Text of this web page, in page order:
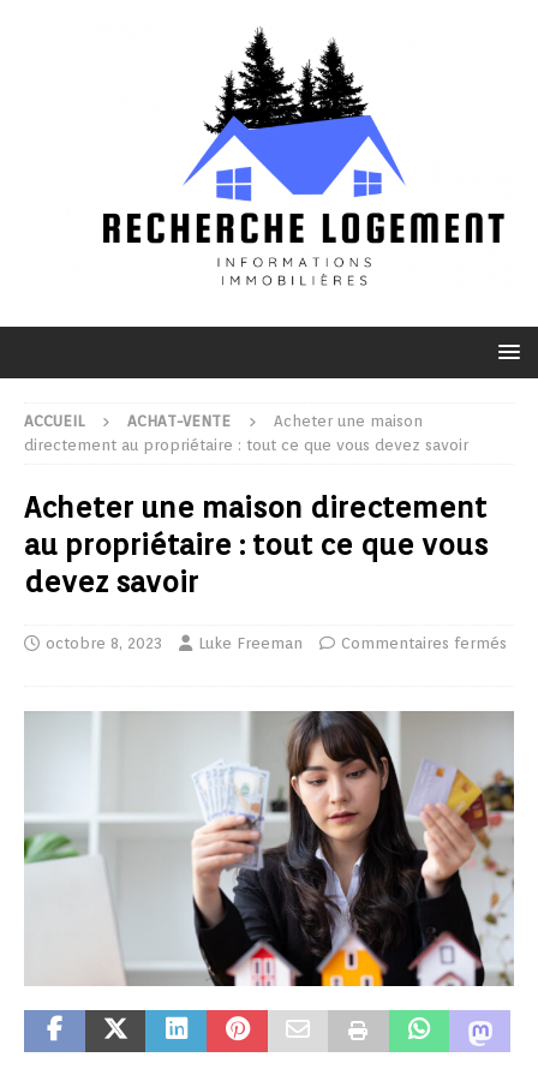
ACCUEIL ACHAT-VENTE
Acheter une maison
directement au propriétaire : tout ce que vous devez savoir
Acheter une maison directement
au propriétaire : tout ce que vous
devez savoir
octobre 8, 2023 Luke Freeman Commentaires fermés